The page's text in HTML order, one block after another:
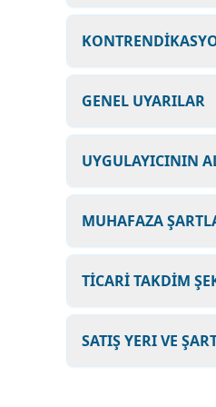
GENEL UYARILAR
UYGULAYICININ
MUHAFAZA
TİCARİ TAKDİM
SATIŞ YERI VE